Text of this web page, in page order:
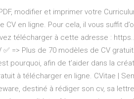
modifier et imprimer votre
en ligne. Pour cela, il vous suffit
télécharger à cette adresse :
✅ => Plus de 70 modèles de CV
pourquoi, afin de t’aider dans la
à télécharger en ligne. CVitae |
destiné à rédiger son cv, sa